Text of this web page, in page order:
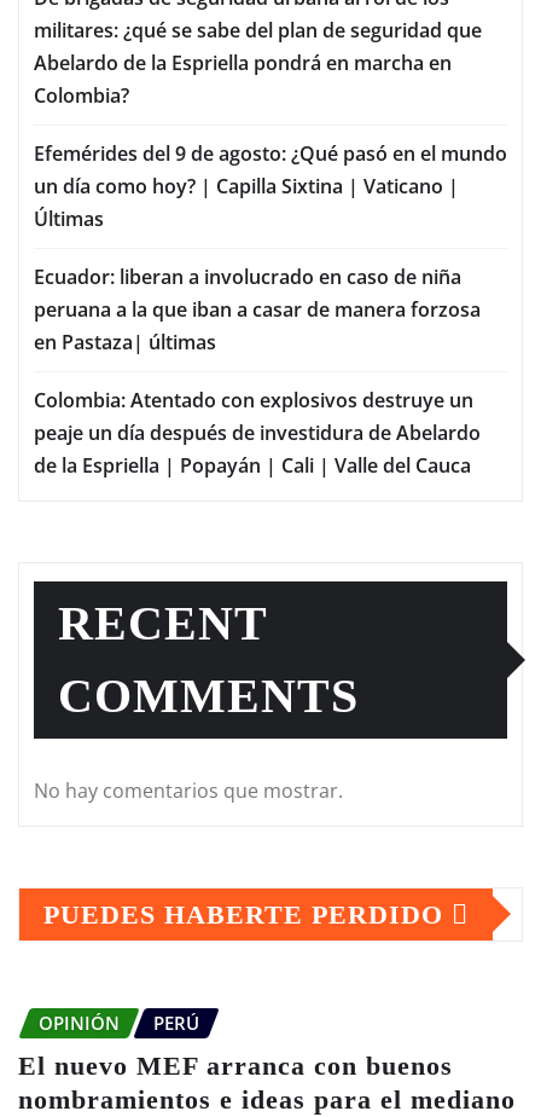
militares: ¿qué se sabe del plan de seguridad que
Abelardo de la Espriella pondrá en marcha en
Colombia?
Efemérides del 9 de agosto: ¿Qué pasó en el mundo
un día como hoy? | Capilla Sixtina | Vaticano |
Últimas
Ecuador: liberan a involucrado en caso de niña
peruana a la que iban a casar de manera forzosa
en Pastaza| últimas
Colombia: Atentado con explosivos destruye un
peaje un día después de investidura de Abelardo
de la Espriella | Popayán | Cali | Valle del Cauca
RECENT
COMMENTS
No hay comentarios que mostrar.
PUEDES HABERTE PERDIDO
OPINIÓN PERÚ
El nuevo MEF arranca con buenos
nombramientos e ideas para el mediano